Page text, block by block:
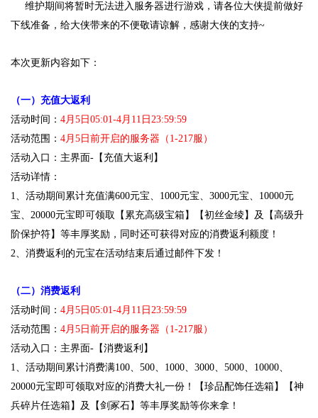
维护期间将暂时无法进入服务器进行游戏，请各位大侠提前做好
下线准备，给大侠带来的不便敬请谅解，感谢大侠的支持~
本次更新内容如下：
（一）充值大返利
活动时间： 4月5日05:01-4月11日23:59:59
活动范围： 4月5日前开启的服务器（1-217服）
活动入口：主界面-【充值大返利】
活动详情：
1、活动期间累计充值满600元宝、1000元宝、3000元宝、10000元
宝、20000元宝即可领取【累充高级宝箱】【初丝金绫】及【高级升
阶保护符】等丰厚奖励，同时还可获得对应的消费返利额度！
2、消费返利的元宝在活动结束后通过邮件下发！
（二）消费返利
活动时间： 4月5日05:01-4月11日23:59:59
活动范围： 4月5日前开启的服务器（1-217服）
活动入口：主界面-【消费返利】
1、活动期间累计消费满100、500、1000、3000、5000、10000、
20000元宝即可领取对应的消费大礼一份！【珍品配饰任选箱】【神
兵碎片任选箱】及【剑冢石】等丰厚奖励等你来拿！